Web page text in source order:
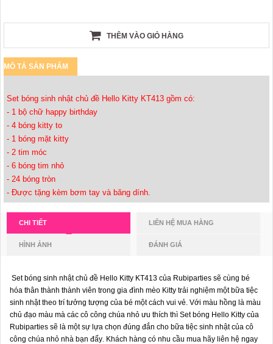
THÊM VÀO GIỎ HÀNG
MÔ TẢ SẢN PHẨM
Set bóng sinh nhật chủ đề Hello Kitty KT413 gồm có:
- 1 bộ chữ happy birthday
- 4 bóng kitty to
- 1 bóng mặt kitty
- 2 tim móc
- 6 bóng tim nhỏ
- 24 bóng tròn
- Được tặng kèm bơm tay và băng dính.
CHI TIẾT LIÊN HỆ MUA HÀNG
HÌNH ẢNH ĐÁNH GIÁ
Set bóng sinh nhật chủ đề Hello Kitty KT413 của Rubiparties sẽ cùng bé
hóa thân thành thành viên trong gia đình mèo Kitty trải nghiệm một bữa tiệc
sinh nhật theo trí tưởng tượng của bé một cách vui vẻ. Với màu hồng là màu
chủ đạo màu mà các cô công chúa nhỏ ưu thích thì Set bóng Hello Kitty của
Rubiparties sẽ là một sự lựa chọn đúng đắn cho bữa tiệc sinh nhật của cô
công chúa nhỏ nhà bạn đấy. Khách hàng có nhu cầu mua hãy liên hệ ngay